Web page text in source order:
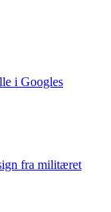
i Googles
fra militæret